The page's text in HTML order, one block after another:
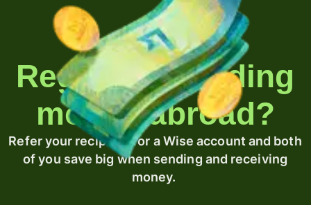
Regularly sending
money abroad?
Refer your recipient for a Wise account and both
of you save big when sending and receiving
money.